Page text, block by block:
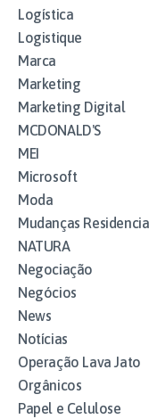
Logística
Logistique
Marca
Marketing
Marketing Digital
MCDONALD'S
MEI
Microsoft
Moda
Mudanças
NATURA
Negociação
Negócios
News
Notícias
Operação Lava Jato
Orgânicos
Papel e Celulose